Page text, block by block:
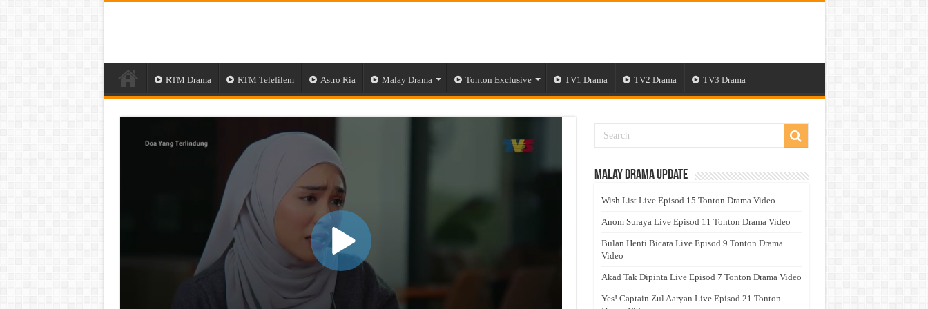
RTM Drama RTM Telefilem Astro Ria Malay Drama Tonton Exclusive TV1 Drama TV2 Drama TV3 Drama
Malay Drama Update
Wish List Live Episod 15 Tonton Drama Video
Anom Suraya Live Episod 11 Tonton Drama Video
Bulan Henti Bicara Live Episod 9 Tonton Drama
Video
Akad Tak Dipinta Live Episod 7 Tonton Drama Video
Yes! Captain Zul Aaryan Live Episod 21 Tonton